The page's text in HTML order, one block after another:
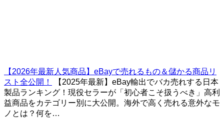
【2026年最新人気商品】eBayで売れるもの＆儲かる商品リ
スト全公開！
【2025年最新】eBay輸出でバカ売れする日本
製品ランキング！現役セラーが「初心者こそ扱うべき」高利
益商品をカテゴリー別に大公開。海外で高く売れる意外なモ
ノとは？何を…